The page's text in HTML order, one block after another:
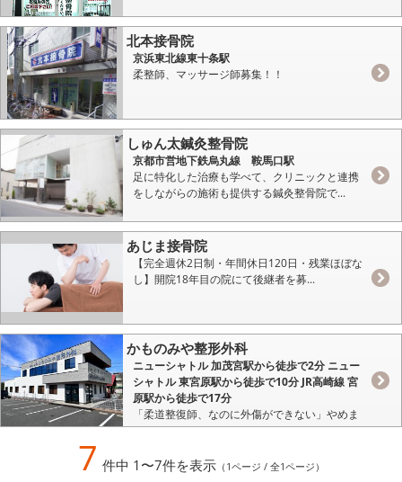
北本接骨院
京浜東北線東十条駅
柔整師、マッサージ師募集！！
しゅん太鍼灸整骨院
京都市営地下鉄烏丸線 鞍馬口駅
足に特化した治療も学べて、クリニックと連携
をしながらの施術も提供する鍼灸整骨院で...
あじま接骨院
【完全週休2日制・年間休日120日・残業ほぼな
し】開院18年目の院にて後継者を募...
かものみや整形外科
ニューシャトル 加茂宮駅から徒歩で2分 ニュー
シャトル 東宮原駅から徒歩で10分 JR高崎線 宮
原駅から徒歩で17分
「柔道整復師、なのに外傷ができない」やめま
せんか？
7 件中 1〜7件を表示（1ページ / 全1ページ）